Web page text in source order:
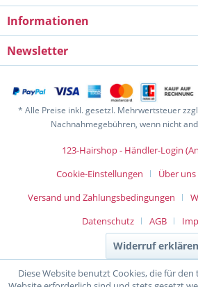
Informationen
Newsletter
* Alle Preise inkl. gesetzl. Mehrwertsteuer
Nachnahmegebühren, wenn nicht
123-Hairshop - Händler-Login
Cookie-Einstellungen
Über uns
Versand und Zahlungsbedingungen
Datenschutz
AGB
Widerruf erklären
Diese Website benutzt Cookies, die für